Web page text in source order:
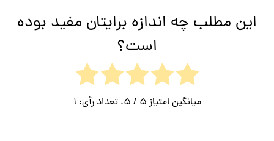
این مطلب چه اندازه برایتان مفید بوده
است؟
میانگین امتیاز 5 / 5. تعداد رأی: 1